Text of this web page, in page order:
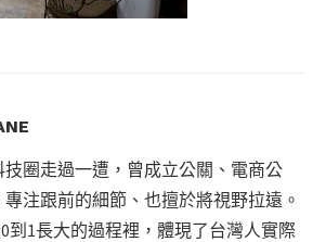
技圈走過一遭，曾成立公關、電商公
專注跟前的細節、也擅於將視野拉遠。
到1長大的過程裡，體現了台灣人實際